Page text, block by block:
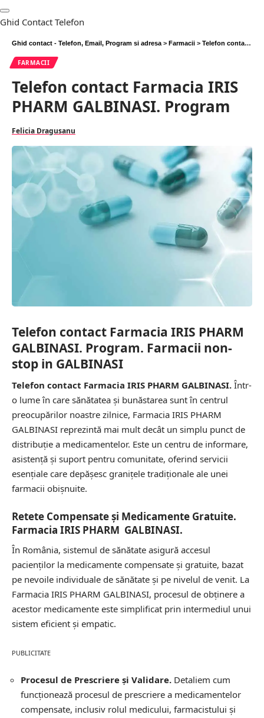
Ghid Contact Telefon
Ghid contact - Telefon, Email, Program si adresa > Farmacii > Telefon contact Farmacia IRIS PHARM GALBINASI. Program
FARMACII
Telefon contact Farmacia IRIS
PHARM GALBINASI. Program
Felicia Dragusanu
Telefon contact Farmacia IRIS PHARM
GALBINASI. Program. Farmacii non-
stop in GALBINASI
Telefon contact Farmacia IRIS PHARM GALBINASI. Într-
o lume în care sănătatea și bunăstarea sunt în centrul
preocupărilor noastre zilnice, Farmacia IRIS PHARM
GALBINASI reprezintă mai mult decât un simplu punct de
distribuție a medicamentelor. Este un centru de informare,
asistență și suport pentru comunitate, oferind servicii
esențiale care depășesc granițele tradiționale ale unei
farmacii obișnuite.
Retete Compensate și Medicamente Gratuite.
Farmacia IRIS PHARM GALBINASI.
În România, sistemul de sănătate asigură accesul
pacienților la medicamente compensate și gratuite, bazat
pe nevoile individuale de sănătate și pe nivelul de venit. La
Farmacia IRIS PHARM GALBINASI, procesul de obținere a
acestor medicamente este simplificat prin intermediul unui
sistem eficient și empatic.
PUBLICITATE
Procesul de Prescriere și Validare. Detaliem cum
funcționează procesul de prescriere a medicamentelor
compensate, inclusiv rolul medicului, farmacistului și